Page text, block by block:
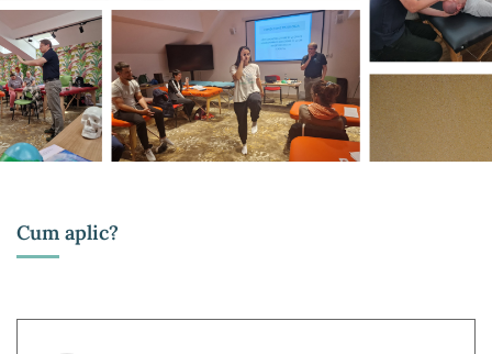
Cum aplic?